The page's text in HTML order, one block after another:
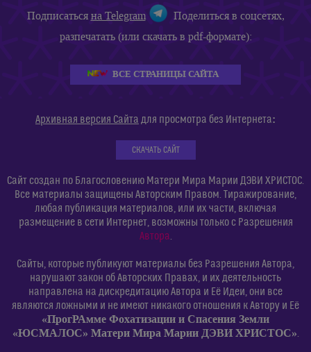
Подписатьсяна Telegram
Поделиться в соцсетях,
разпечатать (или скачать в pdf-формате):
ВСЕ СТРАНИЦЫ САЙТА
Архивная версия Сайта для просмотра без Интернета:
СКАЧАТЬ САЙТ
Сайт создан по Благословению Матери Мира Марии ДЭВИ ХРИСТОС.
Все материалы защищены Авторским Правом. Тиражирование,
любая публикация материалов, или их части, включая
размещение в сети Интернет, возможны только с Разрешения
Автора.
Сайты, которые публикуют материалы без Разрешения Автора,
нарушают закон об Авторских Правах, и их деятельность
направлена на дискредитацию Автора и Её Идеи, они все
являются ложными и не имеют никакого отношения к Автору и Её
«ПрогРАмме Фохатизации и Спасения Земли
«ЮСМАЛОС» Матери Мира Марии ДЭВИ ХРИСТОС».